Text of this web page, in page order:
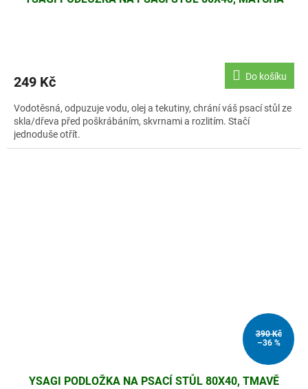
249 Kč Do košíku
Vodotěsná, odpuzuje vodu, olej a tekutiny, chrání váš psací stůl ze
skla/dřeva před poškrábáním, skvrnami a rozlitím. Stačí
jednoduše otřít.
390 Kč
–36 %
YSAGI PODLOŽKA NA PSACÍ STŮL 80X40, TMAVĚ